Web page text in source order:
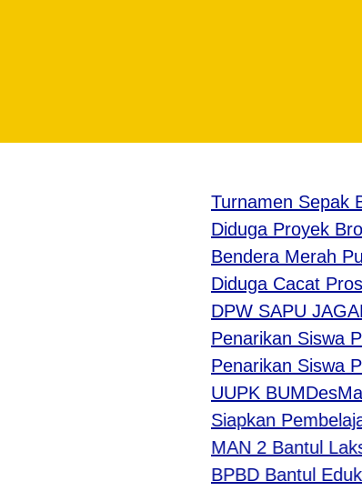
Turnamen Sepak
Diduga Proyek
Bendera Merah
Diduga Cacat
DPW SAPU JAGAD
Penarikan Siswa
Penarikan Siswa
UUPK BUMDesMa
Siapkan
MAN 2 Bantul
BPBD Bantul